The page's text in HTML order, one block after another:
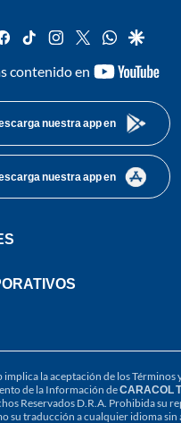
facebook
tiktok instagram
twitterwhatsapp
contenido en
nuestra app en
nuestra app en
implica la aceptación de losTérminos
de la Información deCARACOL
Reservados D.R.A. Prohibida su
su traducción a cualquier idioma